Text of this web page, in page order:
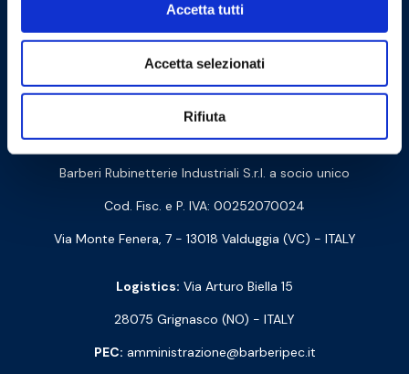
Accetta tutti
Accetta selezionati
Rifiuta
Cookie Policy Privacy Policy
Contact us
Barberi Rubinetterie Industriali S.r.l. a socio unico
Cod. Fisc. e P. IVA: 00252070024
Via Monte Fenera, 7 - 13018 Valduggia (VC) - ITALY
Logistics: Via Arturo Biella 15
28075 Grignasco (NO) - ITALY
PEC: amministrazione@barberipec.it